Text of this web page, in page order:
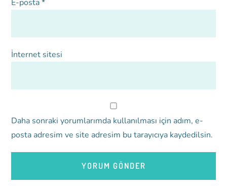
E-posta*
İnternet sitesi
Daha sonraki yorumlarımda kullanılması için adım, e-
posta adresim ve site adresim bu tarayıcıya kaydedilsin.